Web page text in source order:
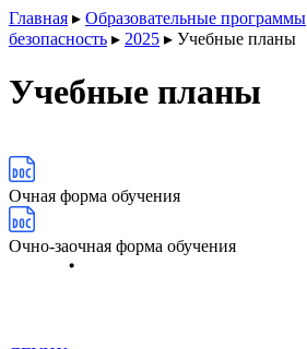
Главная ▸ Образовательные программы
безопасность ▸ 2025 ▸ Учебные планы
Учебные планы
Очная форма обучения
Очно-заочная форма обучения